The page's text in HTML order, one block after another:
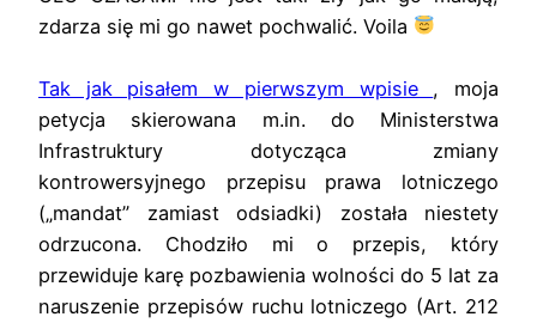
zdarza się mi go nawet pochwalić. Voila
Tak jak pisałem w pierwszym wpisie , moja
petycja skierowana m.in. do Ministerstwa
Infrastruktury dotycząca zmiany
kontrowersyjnego przepisu prawa lotniczego
(„mandat” zamiast odsiadki) została niestety
odrzucona. Chodziło mi o przepis, który
przewiduje karę pozbawienia wolności do 5 lat za
naruszenie przepisów ruchu lotniczego (Art. 212